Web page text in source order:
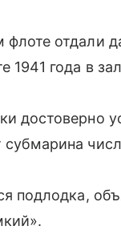
флоте отдали
1941 года в
достоверно
субмарина
подлодка,